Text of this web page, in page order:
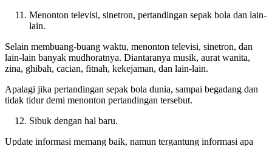
Menonton televisi, sinetron, pertandingan sepak bola dan lain-
Selain membuang-buang waktu, menonton televisi, sinetron, dan
lain-lain banyak mudhoratnya. Diantaranya musik, aurat wanita,
Apalagi jika pertandingan sepak bola dunia, sampai begadang dan